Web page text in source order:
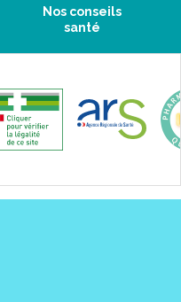
Nos conseils
santé